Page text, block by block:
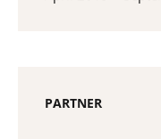
PARTNER